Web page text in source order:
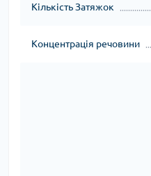
Кількість Затяжок
Концентрація речовини